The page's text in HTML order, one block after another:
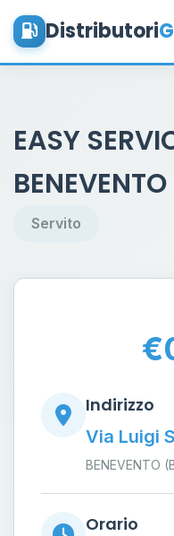
Distributori
EASY
BENEVENTO
Servito
Indirizzo
Via Luigi
BENEVENTO
Orario